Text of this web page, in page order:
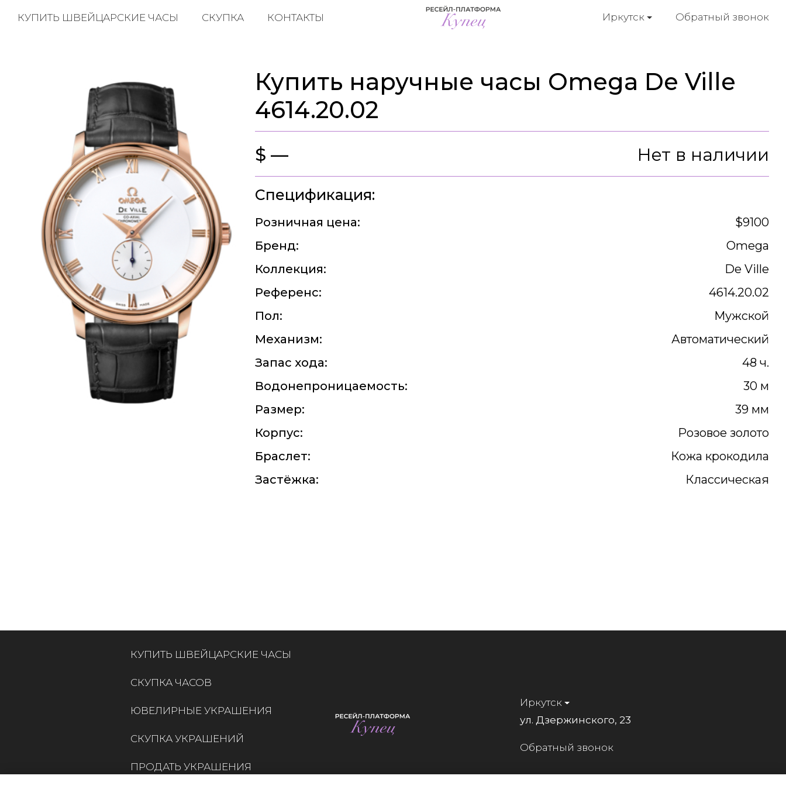
Иркутск Обратный звонок
КУПИТЬ ШВЕЙЦАРСКИЕ ЧАСЫ СКУПКА КОНТАКТЫ
Купить наручные часы Omega De Ville
4614.20.02
$ — Нет в наличии
Спецификация:
Розничная цена:
$9100
Бренд:
Omega
Коллекция:
De Ville
Референс:
4614.20.02
Пол:
Мужской
Механизм:
Автоматический
Запас хода:
48 ч.
Водонепроницаемость:
30 м
Размер:
39 мм
Корпус:
Розовое золото
Браслет:
Кожа крокодила
Застёжка:
Классическая
КУПИТЬ ШВЕЙЦАРСКИЕ ЧАСЫ
СКУПКА ЧАСОВ
ЮВЕЛИРНЫЕ УКРАШЕНИЯ
СКУПКА УКРАШЕНИЙ
ПРОДАТЬ УКРАШЕНИЯ
Иркутск
ул. Дзержинского, 23
Обратный звонок